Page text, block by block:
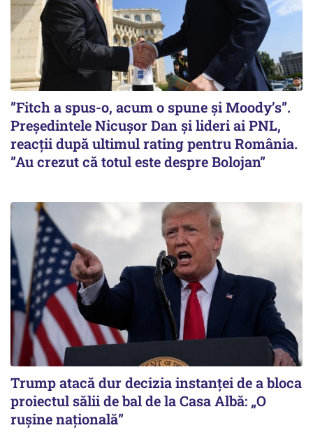
”Fitch a spus-o, acum o spune și Moody’s”.
Președintele Nicușor Dan și lideri ai PNL,
reacții după ultimul rating pentru România.
”Au crezut că totul este despre Bolojan”
Trump atacă dur decizia instanţei de a bloca
proiectul sălii de bal de la Casa Albă: „O
ruşine naţională”